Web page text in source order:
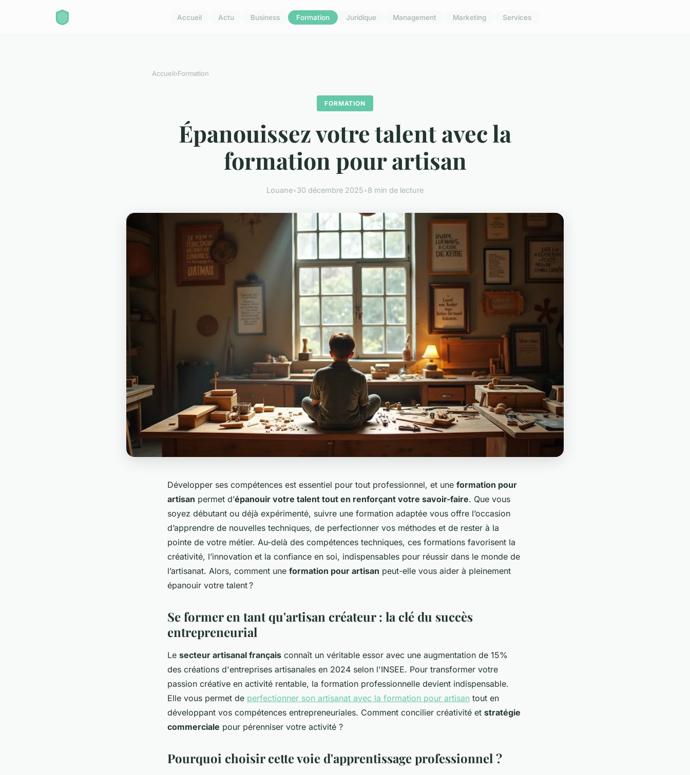
Accueil Actu Business Formation Juridique Management Marketing Services
Accueil›Formation
FORMATION
Épanouissez votre talent avec la
formation pour artisan
Louane•30 décembre 2025•8 min de lecture
Développer ses compétences est essentiel pour tout professionnel, et une formation pour
artisan permet d’épanouir votre talent tout en renforçant votre savoir-faire. Que vous
soyez débutant ou déjà expérimenté, suivre une formation adaptée vous offre l’occasion
d’apprendre de nouvelles techniques, de perfectionner vos méthodes et de rester à la
pointe de votre métier. Au-delà des compétences techniques, ces formations favorisent la
créativité, l’innovation et la confiance en soi, indispensables pour réussir dans le monde de
l’artisanat. Alors, comment une formation pour artisan peut-elle vous aider à pleinement
épanouir votre talent ?
Se former en tant qu'artisan créateur : la clé du succès
entrepreneurial
Le secteur artisanal français connaît un véritable essor avec une augmentation de 15%
des créations d'entreprises artisanales en 2024 selon l'INSEE. Pour transformer votre
passion créative en activité rentable, la formation professionnelle devient indispensable.
Elle vous permet de perfectionner son artisanat avec la formation pour artisan tout en
développant vos compétences entrepreneuriales. Comment concilier créativité et stratégie
commerciale pour pérenniser votre activité ?
Pourquoi choisir cette voie d'apprentissage professionnel ?